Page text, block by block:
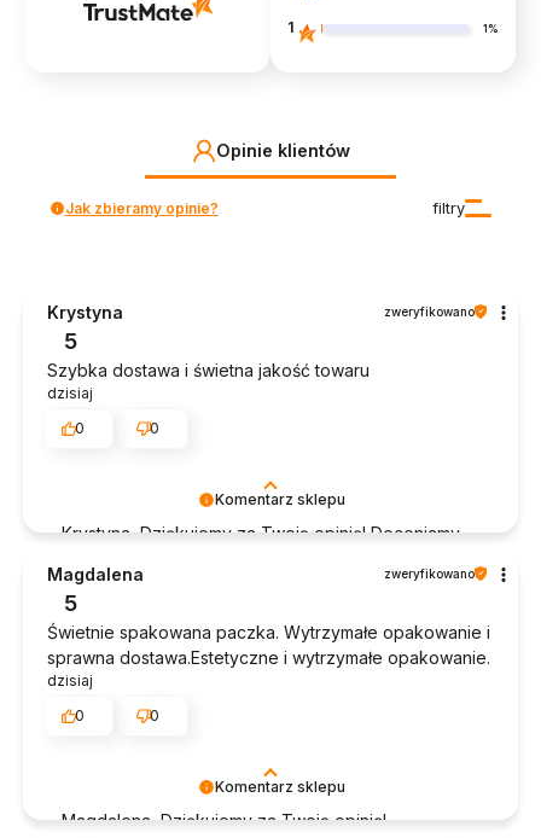
1 1%
Opinie klientów
filtry
Jak zbieramy opinie?
Komentarz sklepu
Krystyna, Dziękujemy za Twoją opinię! Doceniamy
doświadczeniem. Jesteśmy szczęśliwi, że mamy
takich klientów. Z pozdrowieniami, obsługa sklepu.
Krystyna zweryfikowano
5
Szybka dostawa i świetna jakość towaru
dzisiaj
0
0
Komentarz sklepu
Magdalena, Dziękujemy za Twoją opinię!
Magdalena zweryfikowano
5
Świetnie spakowana paczka. Wytrzymałe opakowanie i
sprawna dostawa.Estetyczne i wytrzymałe opakowanie.
dzisiaj
0
0